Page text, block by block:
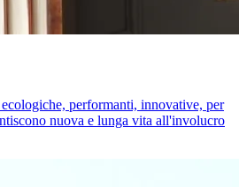
performanti, innovative, per
nuova e lunga vita all'involucro